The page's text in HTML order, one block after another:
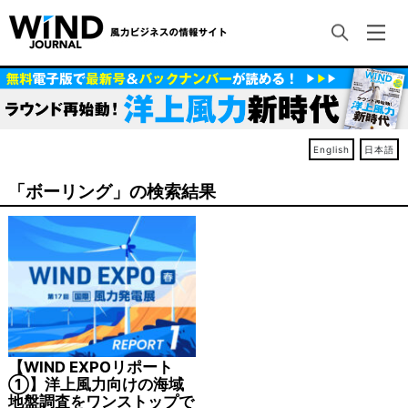
English 日本語
「ボーリング」の検索結果
【WIND EXPOリポート
①】洋上風力向けの海域
地盤調査をワンストップで